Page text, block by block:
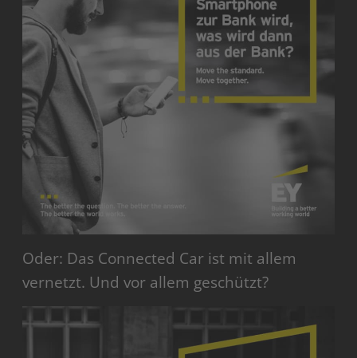
Oder: Das Connected Car ist mit allem
vernetzt. Und vor allem geschützt?